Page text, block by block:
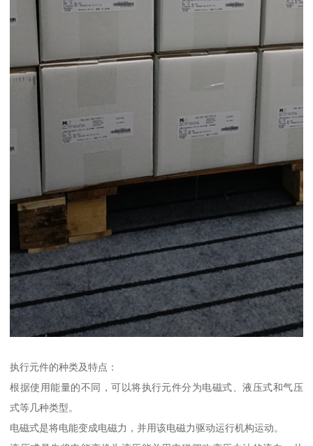
执行元件的种类及特点：
根据使用能量的不同，可以将执行元件分为电磁式、液压式和气压
式等几种类型。
电磁式是将电能变成电磁力，并用该电磁力驱动运行机构运动。